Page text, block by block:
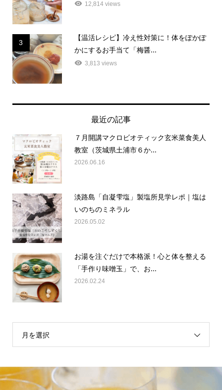
12,814 views
3
【温活レシピ】冷え性対策に！体をぽかぽ
かにするお手当て「梅醤...
3,813 views
最近の記事
７月開講マクロビオティック玄米菜食美人
教室（茨城県土浦市６か...
2026.06.16
淡路島「自凝雫塩」製塩所見学レポ｜塩は
いのちのミネラル
2026.05.02
お湯を注ぐだけで本格派！心と体を整える
「手作り味噌玉」で、お...
2026.02.24
月を選択